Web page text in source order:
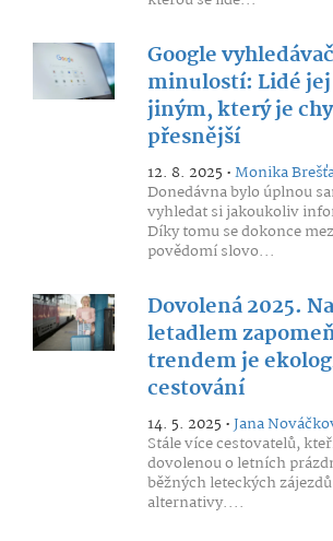
Google
minulostí: Lidé
jiným, který je
přesnější
12. 8. 2025 •Monika
Donedávna bylo úplnou
vyhledat si jakoukoliv
Díky tomu se dokonce
povědomí slovo...
Dovolená 2025.
letadlem
trendem je
cestování
14. 5. 2025 •Jana
Stále více cestovatelů,
dovolenou o letních
běžných leteckých
alternativy....